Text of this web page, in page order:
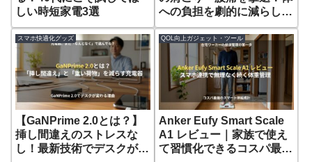
しい時短家電3選
への負担を劇的に減らし効
率化するガジェット5選
スマホ快適化グッズ
【GaNPrime 2.0とは？】
挿し間違えのストレスな
し！最新技術でデスクが劇
QOL向上ガジェット・ツール
Anker Eufy Smart Scale
A1 レビュー｜家族で使え
て習慣化できるコスパ最強